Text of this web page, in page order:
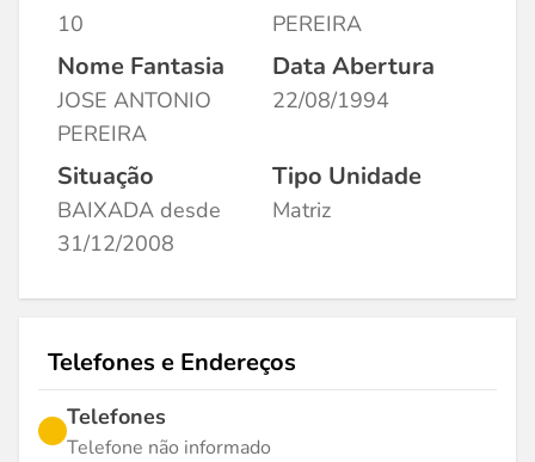
10
PEREIRA
Nome Fantasia
JOSE ANTONIO
PEREIRA
Data Abertura
22/08/1994
Situação
BAIXADA desde
31/12/2008
Tipo Unidade
Matriz
Telefones e Endereços
Telefones
Telefone não informado